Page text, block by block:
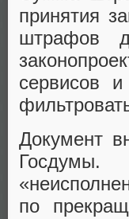
принятия
штрафов
сервисов
Документ
Госдумы.
по